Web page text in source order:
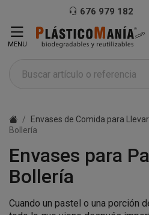
676 979 182
MENU
Envases de Comida para Llevar
Bollería
Envases para
Bollería
Cuando un pastel o una porción